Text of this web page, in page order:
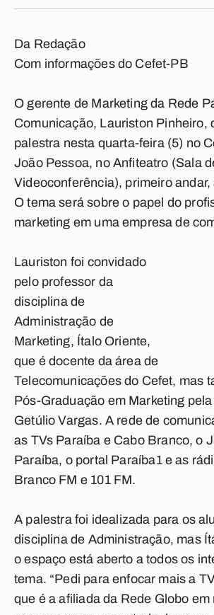
Da Redação
Com informações do Cefet-PB
O gerente de Marketing da Rede
Comunicação, Lauriston Pinheiro,
palestra nesta quarta-feira (5) no
João Pessoa, no Anfiteatro (Sala
Videoconferência), primeiro andar,
O tema será sobre o papel do
marketing em uma empresa de
Lauriston foi convidado
pelo professor da
disciplina de
Administração de
Marketing, Ítalo Oriente,
que é docente da área de
Telecomunicações do Cefet, mas
Pós-Graduação em Marketing
Getúlio Vargas. A rede de
as TVs Paraíba e Cabo Branco, o
Paraíba, o portal Paraíba1e as
Branco FM e 101 FM.
A palestra foi idealizada para os
disciplina de Administração, mas
o espaço está aberto a todos os
tema. “Pedi para enfocar mais a
que é a afiliada da Rede Globo em